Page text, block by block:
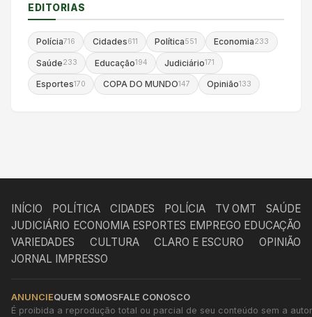
EDITORIAS
Polícia716 Cidades611 Política551 Economia233
Saúde233 Educação194 Judiciário171
Esportes170 COPA DO MUNDO147 Opinião133
INÍCIO POLÍTICA CIDADES POLÍCIA TV OMT
SAÚDE
JUDICIÁRIO ECONOMIA ESPORTES EMPREGO EDUCAÇÃO
VARIEDADES
CULTURA CLARO E ESCURO
OPINIÃO
JORNAL IMPRESSO
ANUNCIEQUEM SOMOSFALE CONOSCO
É proibida a reprodução total ou parcial de seu conteúdo sem a